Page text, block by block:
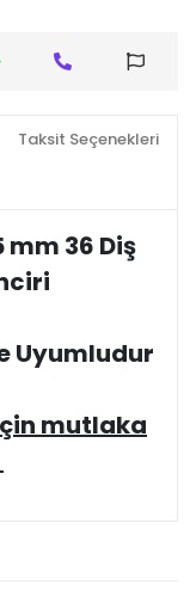
Taksit Seçenekleri
mm 36 Diş
Uyumludur
mutlaka